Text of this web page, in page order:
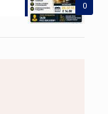
0